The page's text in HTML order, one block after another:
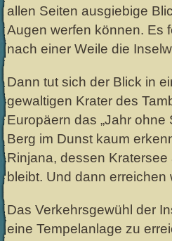
allen Seiten ausgiebige
Augen werfen können. Es
nach einer Weile die
Dann tut sich der Blick in
gewaltigen Krater des
Europäern das „Jahr ohne
Berg im Dunst kaum
Rinjana, dessen
bleibt. Und dann erreichen
Das Verkehrsgewühl der
eine Tempelanlage zu